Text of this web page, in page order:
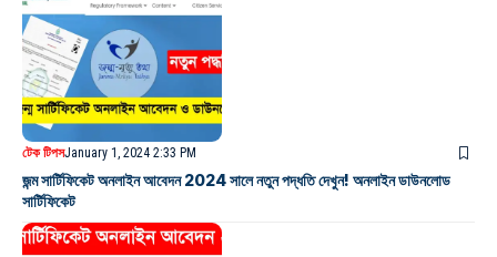
টেক টিপসJanuary 1, 2024 2:33 PM
জন্ম সার্টিফিকেট অনলাইন আবেদন 2024 সালে নতুন পদ্ধতি দেখুন! অনলাইন ডাউনলোড
সার্টিফিকেট